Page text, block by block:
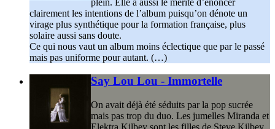
clairement les intentions de l’album puisqu’on dénote un
virage plus synthétique pour la formation française, plus
solaire aussi sans doute.
Ce qui nous vaut un album moins éclectique que par le passé
mais pas uniforme pour autant. (…)
Say Lou Lou - Immortelle
On avait déjà été séduits par la pop sucrée
mais pas trop du duo. Les jumelles Miranda et
Elektra Kilbey sont les filles de Steve Kilbey